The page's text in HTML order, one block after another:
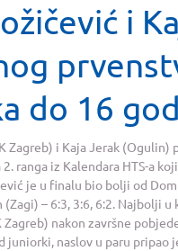
i
do 16
Zagreb) i Kaja Jerak
ranga iz Kalendara HTS-a
je u finalu bio bolji od
(Zagi) – 6:3, 3:6, 6:2. Najbolji
nakon završne
juniorki, naslov u paru